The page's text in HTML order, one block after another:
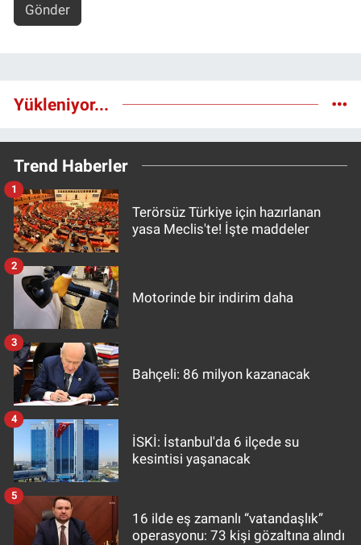
Gönder
Yükleniyor...
Trend Haberler
Terörsüz Türkiye için hazırlanan
yasa Meclis'te! İşte maddeler
1
Motorinde bir indirim daha
2
Bahçeli: 86 milyon kazanacak
3
İSKİ: İstanbul'da 6 ilçede su
kesintisi yaşanacak
4
16 ilde eş zamanlı “vatandaşlık”
operasyonu: 73 kişi gözaltına alındı
5